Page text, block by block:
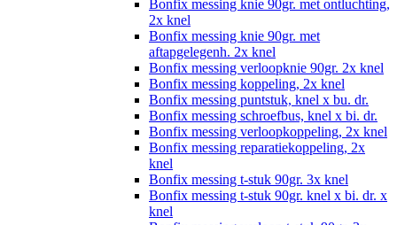
Bonfix messing knie 90gr. met ontluchting,
2x knel
Bonfix messing knie 90gr. met
aftapgelegenh. 2x knel
Bonfix messing verloopknie 90gr. 2x knel
Bonfix messing koppeling, 2x knel
Bonfix messing puntstuk, knel x bu. dr.
Bonfix messing schroefbus, knel x bi. dr.
Bonfix messing verloopkoppeling, 2x knel
Bonfix messing reparatiekoppeling, 2x
knel
Bonfix messing t-stuk 90gr. 3x knel
Bonfix messing t-stuk 90gr. knel x bi. dr. x
knel